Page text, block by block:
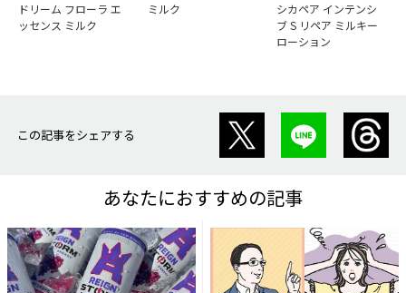
ドリーム フローラ エ
ッセンス ミルク
ミルク
シカペア インテンシ
ブ S リペア ミルキー
ローション
この記事をシェアする
あなたにおすすめの記事